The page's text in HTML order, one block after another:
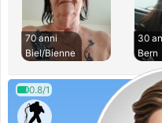
70 anni
Biel/Bienne
30
Bern
0.8/1